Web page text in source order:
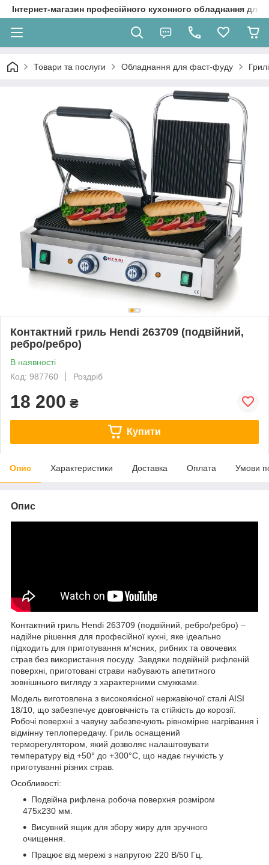
Інтернет-магазин професійного кухонного обладнання
Товари та послуги Обладнання для фаст-фуду
Контактний гриль Hendi 263709 (подвійний,
ребро/ребро)
В наявності
Код: 987760
Роздріб
18 200 ₴
Купити
Опис Характеристики Доставка Оплата Умови
Опис
Контактний гриль Hendi 263709 (подвійний, ребро/ребро) –
надійне рішення для професійної кухні, яке ідеально
підходить для приготування м'ясних, рибних та овочевих
страв без використання посуду. Завдяки подвійній рифленій
поверхні, приготовані страви набувають апетитного
зовнішнього вигляду з характерними смужками.
Модель виготовлена з високоякісної нержавіючої сталі AISI
18/10, що забезпечує довговічність та стійкість до корозії.
Робочі поверхні з чавуну забезпечують рівномірне нагрівання і
відмінну теплопередачу. Гриль оснащений
терморегулятором, який дозволяє налаштовувати
температуру від +50° до +300°С, що надає гнучкість у
приготуванні різних страв.
Особливості:
Подвійна рифлена робоча поверхня розміром
475х230 мм.
Висувний ящик для збору жиру для зручного
очищення.
Працює від мережі з напругою 220 В/50 Гц.